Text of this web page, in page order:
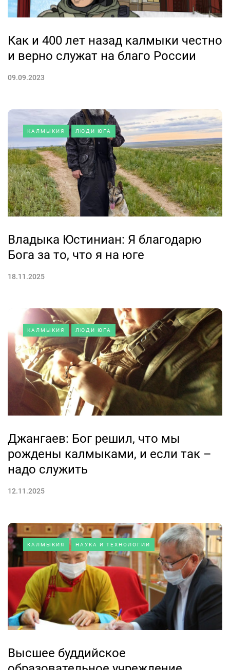
Как и 400 лет назад калмыки честно
и верно служат на благо России
09.09.2023
КАЛМЫКИЯ ЛЮДИ ЮГА
Владыка Юстиниан: Я благодарю
Бога за то, что я на юге
18.11.2025
КАЛМЫКИЯ ЛЮДИ ЮГА
Джангаев: Бог решил, что мы
рождены калмыками, и если так –
надо служить
12.11.2025
КАЛМЫКИЯ НАУКА И ТЕХНОЛОГИИ
Высшее буддийское